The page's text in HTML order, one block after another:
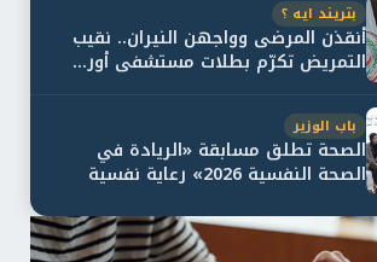
بتريند ايه ؟
أنقذن المرضى وواجهن النيران.. نقيب
التمريض تكرّم بطلات مستشفى أور...
باب الوزير
الصحة تطلق مسابقة «الريادة في
الصحة النفسية 2026» رعاية نفسية